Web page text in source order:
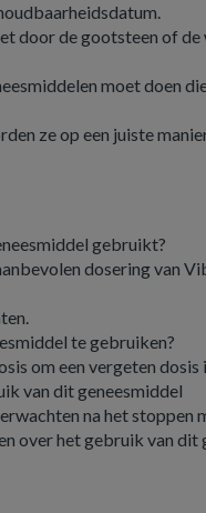
door de gootsteen of de
moet doen
ze op een juiste
gebruikt?
dosering van
te gebruiken?
om een vergeten dosis
van dit geneesmiddel
na het stoppen
over het gebruik van dit